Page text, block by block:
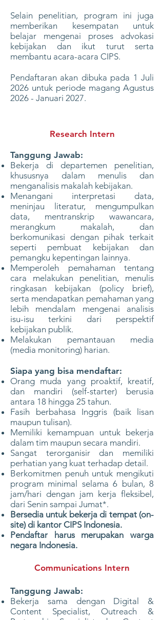
​Selain penelitian, program ini juga
memberikan kesempatan untuk
belajar mengenai proses advokasi
kebijakan dan ikut turut serta
membantu acara-acara CIPS.
Pendaftaran akan dibuka pada 1 Juli
2026 untuk periode magang Agustus
2026 - Januari 2027.
Research Intern
Tanggung Jawab:
Bekerja di departemen penelitian,
khususnya dalam menulis dan
menganalisis makalah kebijakan.
Menangani interpretasi data,
meninjau literatur, mengumpulkan
data, mentranskrip wawancara,
merangkum makalah, dan
berkomunikasi dengan pihak terkait
seperti pembuat kebijakan dan
pemangku kepentingan lainnya.
Memperoleh pemahaman tentang
cara melakukan penelitian, menulis
ringkasan kebijakan (policy brief),
serta mendapatkan pemahaman yang
lebih mendalam mengenai analisis
isu-isu terkini dari perspektif
kebijakan publik.
Melakukan pemantauan media
(media monitoring) harian.
Siapa yang bisa mendaftar:
Orang muda yang proaktif, kreatif,
dan mandiri (self-starter) berusia
antara 18 hingga 25 tahun.
Fasih berbahasa Inggris (baik lisan
maupun tulisan).
Memiliki kemampuan untuk bekerja
dalam tim maupun secara mandiri.
Sangat terorganisir dan memiliki
perhatian yang kuat terhadap detail.
Berkomitmen penuh untuk mengikuti
program minimal selama 6 bulan, 8
jam/hari dengan jam kerja fleksibel,
dari Senin sampai Jumat*.
Bersedia untuk bekerja di tempat (on-
site) di kantor CIPS Indonesia.
Pendaftar harus merupakan warga
negara Indonesia.
Communications Intern
Tanggung Jawab:
Bekerja sama dengan Digital &
Content Specialist, Outreach &